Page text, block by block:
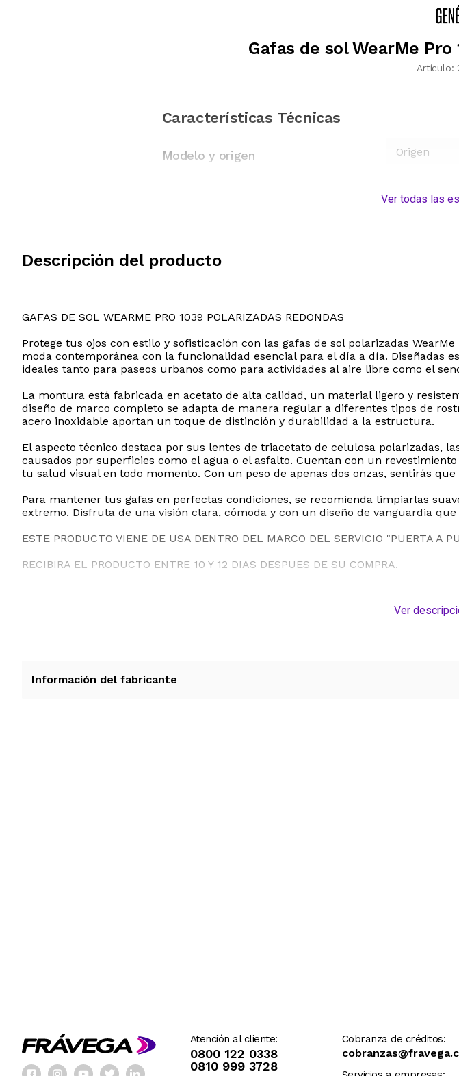
Gafas de sol WearMe
Artículo:
Características Técnicas
Modelo y origen Origen
Ver todas las
Descripción del producto
GAFAS DE SOL WEARME PRO 1039 POLARIZADAS REDONDAS
Protege tus ojos con estilo y sofisticación con las gafas de sol polarizadas
moda contemporánea con la funcionalidad esencial para el día a día. Diseñadas
ideales tanto para paseos urbanos como para actividades al aire libre como el
La montura está fabricada en acetato de alta calidad, un material ligero y
diseño de marco completo se adapta de manera regular a diferentes tipos de
acero inoxidable aportan un toque de distinción y durabilidad a la estructura.
El aspecto técnico destaca por sus lentes de triacetato de celulosa polarizadas,
causados por superficies como el agua o el asfalto. Cuentan con un
tu salud visual en todo momento. Con un peso de apenas dos onzas, sentirás
Para mantener tus gafas en perfectas condiciones, se recomienda limpiarlas
extremo. Disfruta de una visión clara, cómoda y con un diseño de vanguardia
ESTE PRODUCTO VIENE DE USA DENTRO DEL MARCO DEL SERVICIO "PUERTA A
RECIBIRA EL PRODUCTO ENTRE 10 Y 12 DIAS DESPUES DE SU COMPRA.
Ver
Información del fabricante
Atención al cliente:
0800 122 0338
0810 999 3728
Cobranza de créditos: